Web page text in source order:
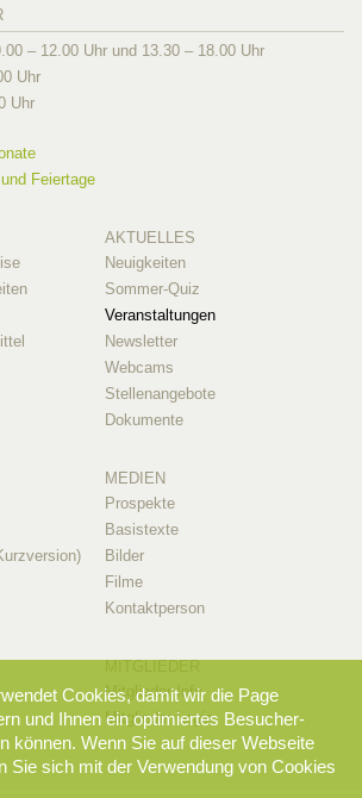
– 12.00 Uhr und 13.30 – 18.00 Uhr
Uhr
Uhr
Feiertage
AKTUELLES
Neuigkeiten
Sommer-Quiz
Veranstaltungen
Newsletter
Webcams
Stellenangebote
Dokumente
MEDIEN
Prospekte
Basistexte
Bilder
Filme
Kontaktperson
Mitglieder-Info
Mitglieder-Login
Cookies, damit wir die Page
und Ihnen ein optimiertes Besucher-
können. Wenn Sie auf dieser Webseite
Sie sich mit der Verwendung von Cookies